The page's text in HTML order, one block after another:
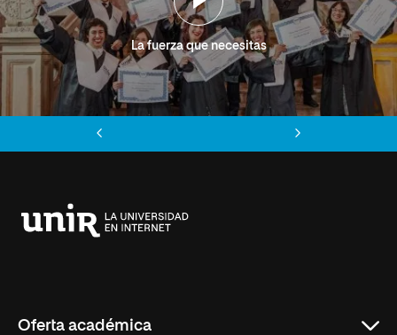
La fuerza que necesitas
Oferta académica